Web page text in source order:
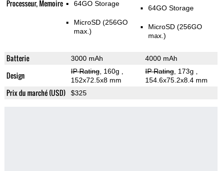
Processeur, Memoire 64GO Storage
MicroSD (256GO
max.)
64GO Storage
MicroSD (256GO
max.)
Batterie 3000 mAh 4000 mAh
Design IP Rating, 160g
152x72.5x8 mm
IP Rating, 173g
154.6x75.2x8.4 mm
Prix du marché (USD) $325